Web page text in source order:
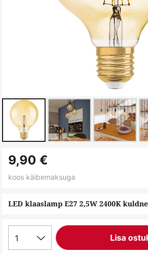
to
the
of
images
gallery
LED klaaslamp E27 2,5W 2400K
9,90 €
koos käibemaksuga
1 Lisa